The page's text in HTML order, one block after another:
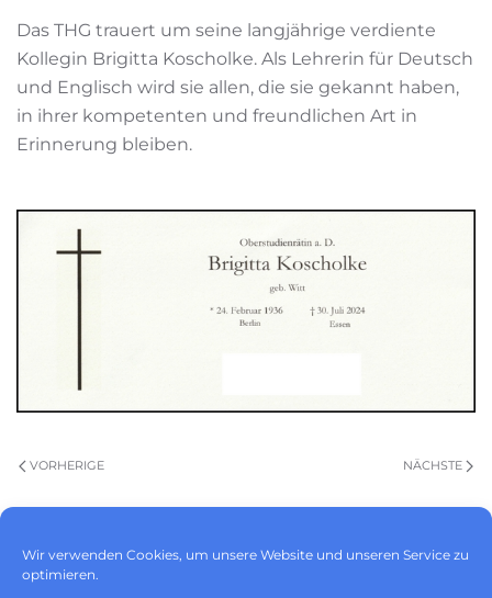
Wir verwenden Cookies, um unsere Website und unseren Service zu
optimieren.
Das THG trauert um seine langjährige verdiente
Kollegin Brigitta Koscholke. Als Lehrerin für Deutsch
und Englisch wird sie allen, die sie gekannt haben,
in ihrer kompetenten und freundlichen Art in
Erinnerung bleiben.
VORHERIGE NÄCHSTE
Impressum